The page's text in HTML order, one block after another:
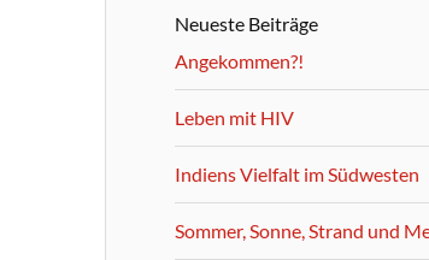
Neueste Beiträge
Angekommen?!
Leben mit HIV
Indiens Vielfalt im Südwesten
Sommer, Sonne, Strand und